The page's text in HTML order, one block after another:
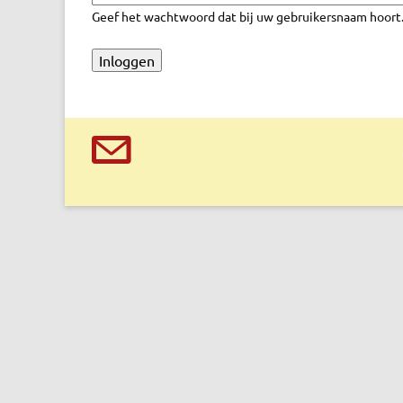
e
t
s
Geef het wachtwoord dat bij uw gebruikersnaam hoort.
@